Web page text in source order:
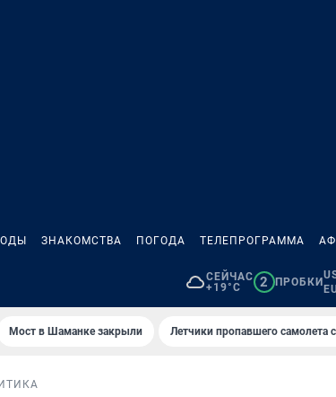
ЗНАКОМСТВА ПОГОДА ТЕЛЕПРОГРАММА
СЕЙЧАС
+19°C
2 ПРОБКИ
Мост в Шаманке закрыли Летчики пропавшего самолета